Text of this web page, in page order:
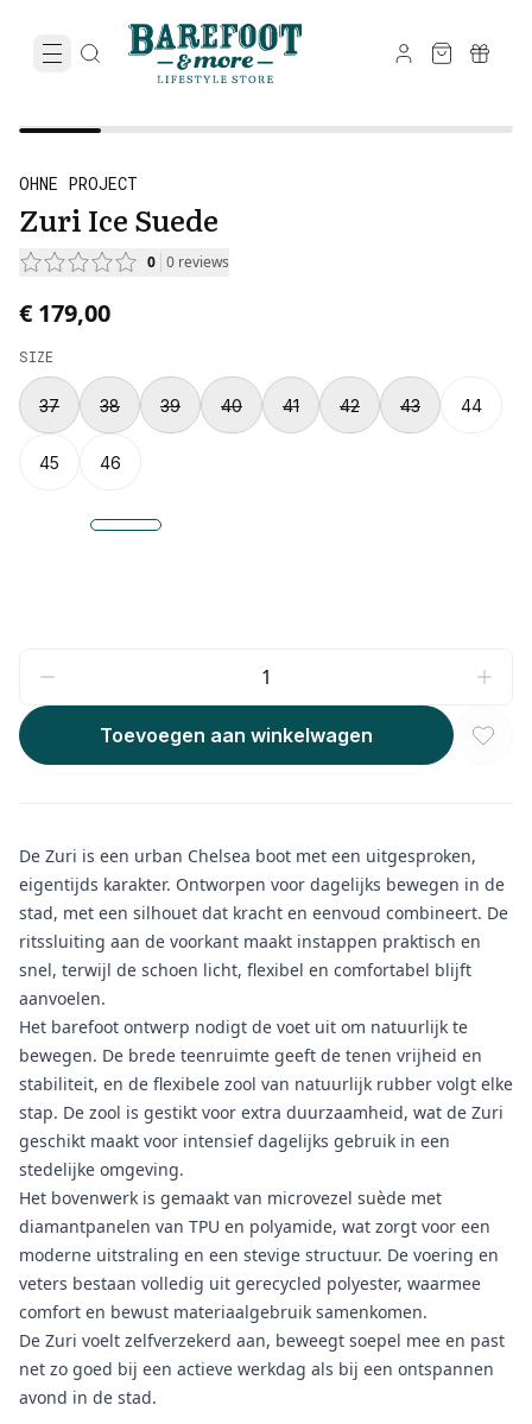
OHNE PROJECT
Zuri Ice Suede
0 0 reviews
€ 179,00
SIZE
37 38 39 40 41 42 43 44
45 46
Toevoegen aan winkelwagen
De Zuri is een urban Chelsea boot met een uitgesproken,
eigentijds karakter. Ontworpen voor dagelijks bewegen in de
stad, met een silhouet dat kracht en eenvoud combineert. De
ritssluiting aan de voorkant maakt instappen praktisch en
snel, terwijl de schoen licht, flexibel en comfortabel blijft
aanvoelen.
Het barefoot ontwerp nodigt de voet uit om natuurlijk te
bewegen. De brede teenruimte geeft de tenen vrijheid en
stabiliteit, en de flexibele zool van natuurlijk rubber volgt elke
stap. De zool is gestikt voor extra duurzaamheid, wat de Zuri
geschikt maakt voor intensief dagelijks gebruik in een
stedelijke omgeving.
Het bovenwerk is gemaakt van microvezel suède met
diamantpanelen van TPU en polyamide, wat zorgt voor een
moderne uitstraling en een stevige structuur. De voering en
veters bestaan volledig uit gerecycled polyester, waarmee
comfort en bewust materiaalgebruik samenkomen.
De Zuri voelt zelfverzekerd aan, beweegt soepel mee en past
net zo goed bij een actieve werkdag als bij een ontspannen
avond in de stad.